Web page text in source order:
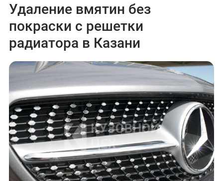
Удаление вмятин без
покраски с решетки
радиатора в Казани